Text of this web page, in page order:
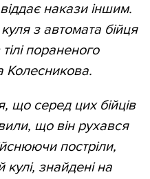
накази іншим.
з автомата бійця
пораненого
Колесникова.
що серед цих бійців
що він рухався
постріли,
кулі, знайдені на